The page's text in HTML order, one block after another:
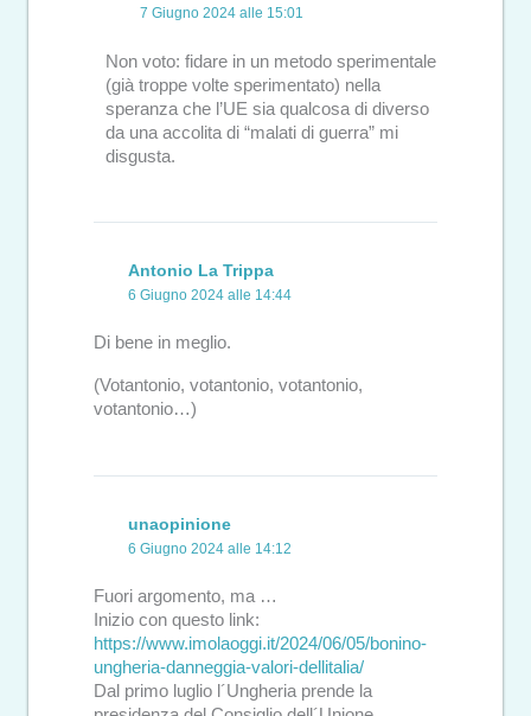
7 Giugno 2024 alle 15:01
Non voto: fidare in un metodo sperimentale
(già troppe volte sperimentato) nella
speranza che l’UE sia qualcosa di diverso
da una accolita di “malati di guerra” mi
disgusta.
Antonio La Trippa
6 Giugno 2024 alle 14:44
Di bene in meglio.
(Votantonio, votantonio, votantonio,
votantonio…)
unaopinione
6 Giugno 2024 alle 14:12
Fuori argomento, ma …
Inizio con questo link:
https://www.imolaoggi.it/2024/06/05/bonino-
ungheria-danneggia-valori-dellitalia/
Dal primo luglio l´Ungheria prende la